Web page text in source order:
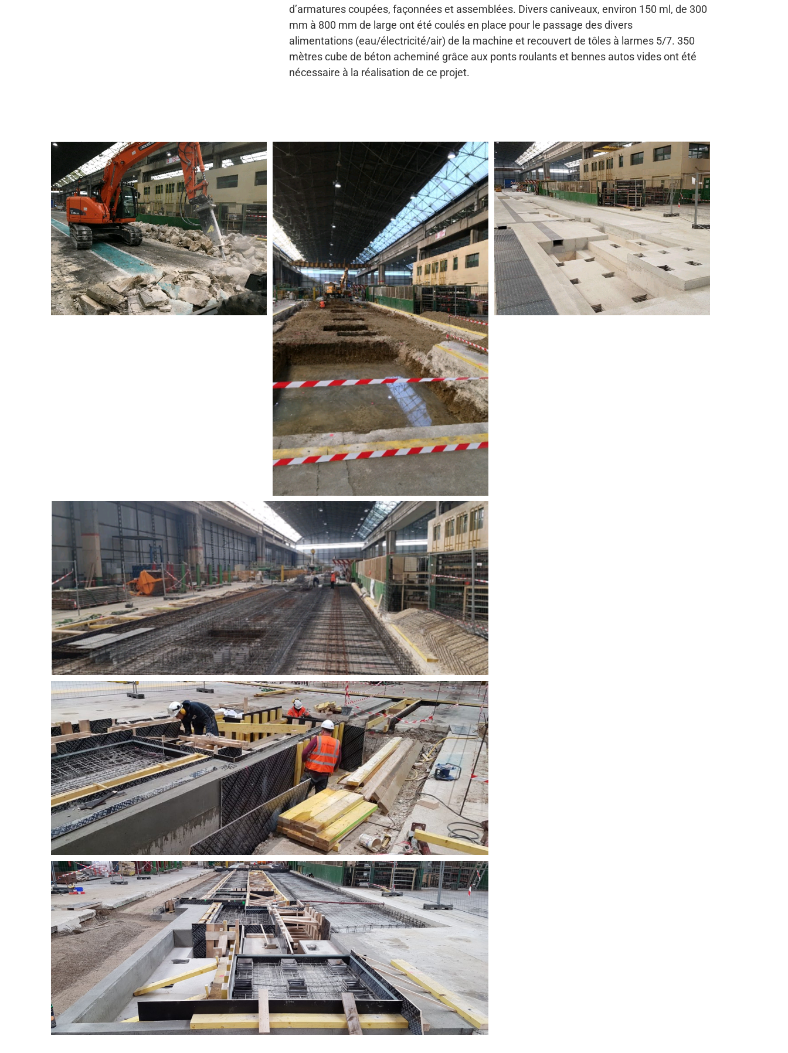
d’armatures coupées, façonnées et assemblées. Divers caniveaux, environ 150 ml, de 300
mm à 800 mm de large ont été coulés en place pour le passage des divers
alimentations (eau/électricité/air) de la machine et recouvert de tôles à larmes 5/7. 350
mètres cube de béton acheminé grâce aux ponts roulants et bennes autos vides ont été
nécessaire à la réalisation de ce projet.